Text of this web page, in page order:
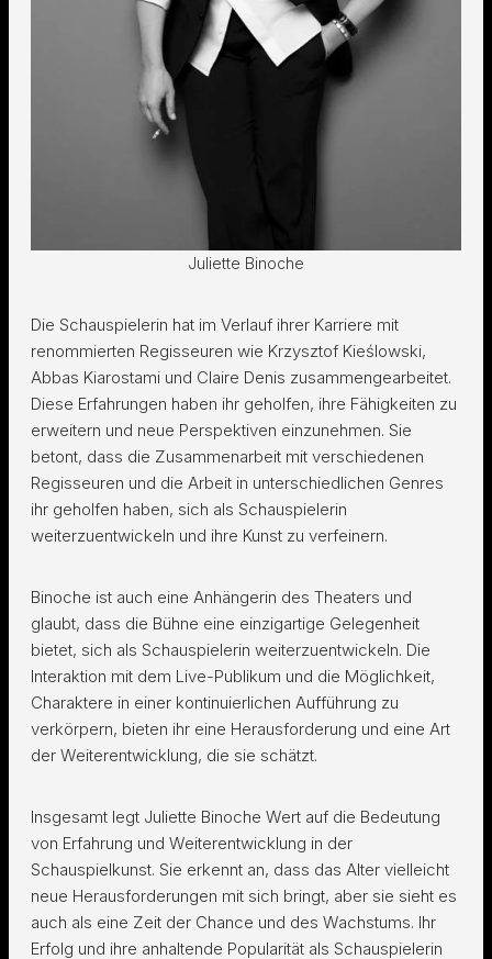
Juliette Binoche
Die Schauspielerin hat im Verlauf ihrer Karriere mit
renommierten Regisseuren wie Krzysztof Kieślowski,
Abbas Kiarostami und Claire Denis zusammengearbeitet.
Diese Erfahrungen haben ihr geholfen, ihre Fähigkeiten zu
erweitern und neue Perspektiven einzunehmen. Sie
betont, dass die Zusammenarbeit mit verschiedenen
Regisseuren und die Arbeit in unterschiedlichen Genres
ihr geholfen haben, sich als Schauspielerin
weiterzuentwickeln und ihre Kunst zu verfeinern.
Binoche ist auch eine Anhängerin des Theaters und
glaubt, dass die Bühne eine einzigartige Gelegenheit
bietet, sich als Schauspielerin weiterzuentwickeln. Die
Interaktion mit dem Live-Publikum und die Möglichkeit,
Charaktere in einer kontinuierlichen Aufführung zu
verkörpern, bieten ihr eine Herausforderung und eine Art
der Weiterentwicklung, die sie schätzt.
Insgesamt legt Juliette Binoche Wert auf die Bedeutung
von Erfahrung und Weiterentwicklung in der
Schauspielkunst. Sie erkennt an, dass das Alter vielleicht
neue Herausforderungen mit sich bringt, aber sie sieht es
auch als eine Zeit der Chance und des Wachstums. Ihr
Erfolg und ihre anhaltende Popularität als Schauspielerin